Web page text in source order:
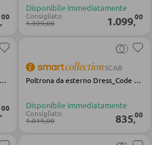
,00
Disponibile immediatamente
Consigliato
1.399,00 1.099,00
Outdoor Divano Brezza in tessuto beige acciaio
,00
SCAB
Poltrona da esterno Dress_Code Glam rosa tessuto metallo
Disponibile immediatamente
Consigliato
1.019,00 835,00